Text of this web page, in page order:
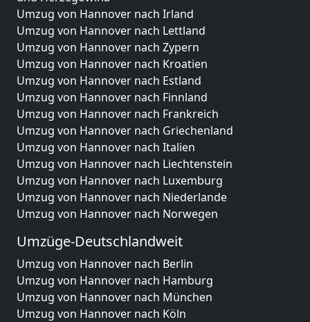
Umzug von Hannover nach Irland
Umzug von Hannover nach Lettland
Umzug von Hannover nach Zypern
Umzug von Hannover nach Kroatien
Umzug von Hannover nach Estland
Umzug von Hannover nach Finnland
Umzug von Hannover nach Frankreich
Umzug von Hannover nach Griechenland
Umzug von Hannover nach Italien
Umzug von Hannover nach Liechtenstein
Umzug von Hannover nach Luxemburg
Umzug von Hannover nach Niederlande
Umzug von Hannover nach Norwegen
Umzüge-Deutschlandweit
Umzug von Hannover nach Berlin
Umzug von Hannover nach Hamburg
Umzug von Hannover nach München
Umzug von Hannover nach Köln